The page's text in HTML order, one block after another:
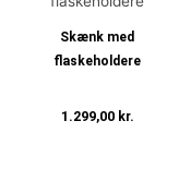
Skænk med
flaskeholdere
1.299,00 kr.